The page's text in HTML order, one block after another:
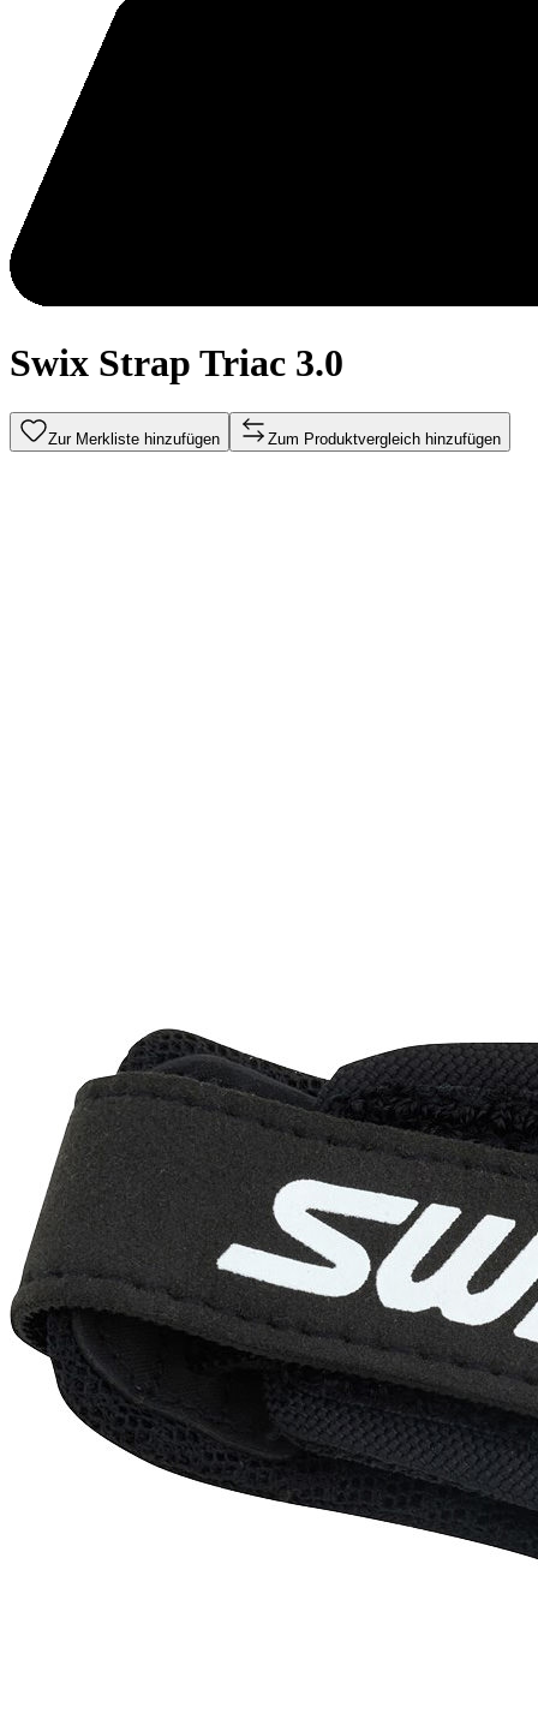
Swix Strap Triac 3.0
Zur Merkliste hinzufügen Zum Produktvergleich hinzufügen